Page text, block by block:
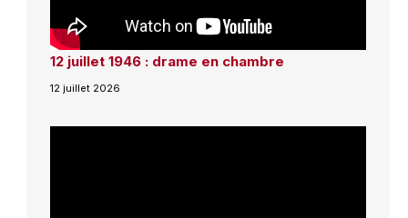
12 juillet 1946 : drame en chambre
12 juillet 2026